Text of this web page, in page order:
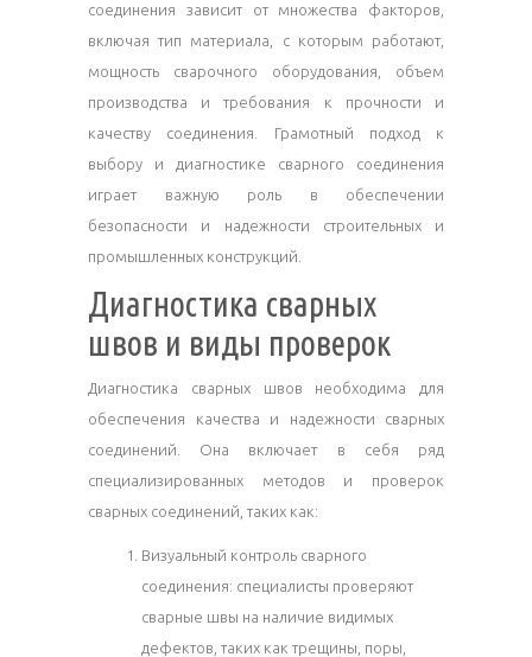
соединения зависит от множества факторов,
включая тип материала, с которым работают,
мощность сварочного оборудования, объем
производства и требования к прочности и
качеству соединения. Грамотный подход к
выбору и диагностике сварного соединения
играет важную роль в обеспечении
безопасности и надежности строительных и
промышленных конструкций.
Диагностика сварных
швов и виды проверок
Диагностика сварных швов необходима для
обеспечения качества и надежности сварных
соединений. Она включает в себя ряд
специализированных методов и проверок
сварных соединений, таких как:
Визуальный контроль сварного
соединения: специалисты проверяют
сварные швы на наличие видимых
дефектов, таких как трещины, поры,